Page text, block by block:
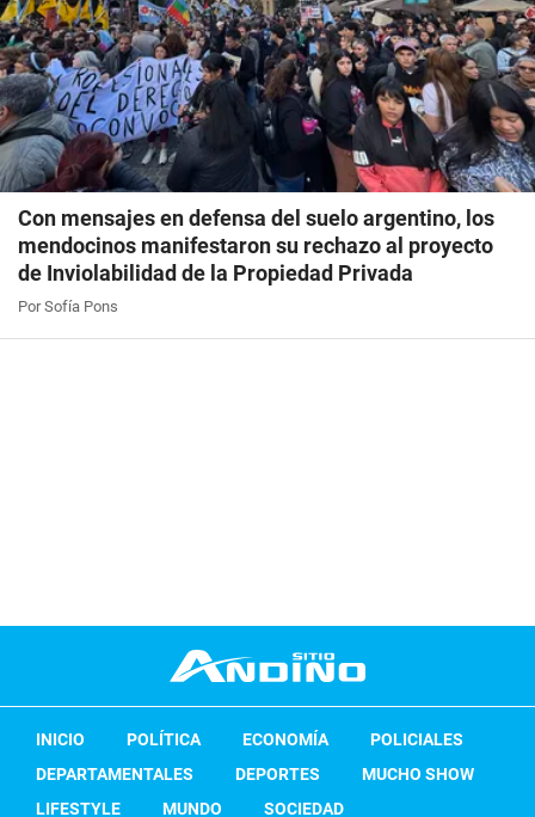
Con mensajes en defensa del suelo argentino, los
mendocinos manifestaron su rechazo al proyecto
de Inviolabilidad de la Propiedad Privada
Por Sofía Pons
INICIO POLÍTICA ECONOMÍA
POLICIALES
DEPARTAMENTALES
DEPORTES
MUCHO SHOW
LIFESTYLE
MUNDO SOCIEDAD